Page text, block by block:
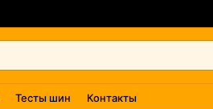
Тесты шин Контакты